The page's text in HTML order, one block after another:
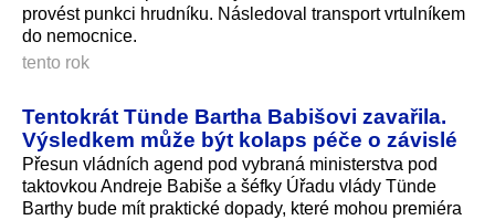
provést punkci hrudníku. Následoval transport vrtulníkem
do nemocnice.
tento rok
Tentokrát Tünde Bartha Babišovi zavařila.
Výsledkem může být kolaps péče o závislé
Přesun vládních agend pod vybraná ministerstva pod
taktovkou Andreje Babiše a šéfky Úřadu vlády Tünde
Barthy bude mít praktické dopady, které mohou premiéra